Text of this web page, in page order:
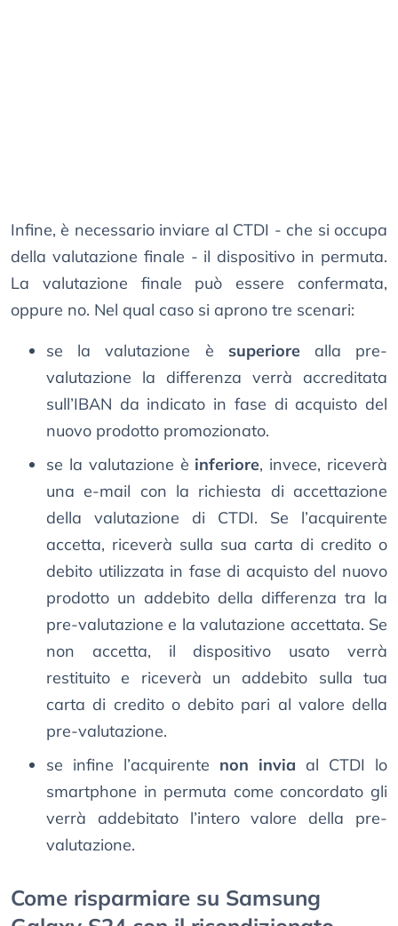
Infine, è necessario inviare al CTDI - che si occupa
della valutazione finale - il dispositivo in permuta.
La valutazione finale può essere confermata,
oppure no. Nel qual caso si aprono tre scenari:
se la valutazione è superiore alla pre-
valutazione la differenza verrà accreditata
sull’IBAN da indicato in fase di acquisto del
nuovo prodotto promozionato.
se la valutazione è inferiore, invece, riceverà
una e-mail con la richiesta di accettazione
della valutazione di CTDI. Se l’acquirente
accetta, riceverà sulla sua carta di credito o
debito utilizzata in fase di acquisto del nuovo
prodotto un addebito della differenza tra la
pre-valutazione e la valutazione accettata. Se
non accetta, il dispositivo usato verrà
restituito e riceverà un addebito sulla tua
carta di credito o debito pari al valore della
pre-valutazione.
se infine l’acquirente non invia al CTDI lo
smartphone in permuta come concordato gli
verrà addebitato l’intero valore della pre-
valutazione.
Come risparmiare su Samsung